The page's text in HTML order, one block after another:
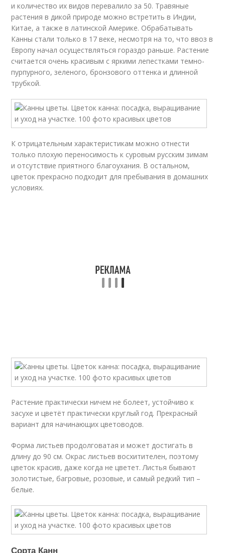
и количество их видов перевалило за 50. Травяные
растения в дикой природе можно встретить в Индии,
Китае, а также в латинской Америке. Обрабатывать
Канны стали только в 17 веке, несмотря на то, что ввоз в
Европу начал осуществляться гораздо раньше. Растение
считается очень красивым с яркими лепестками темно-
пурпурного, зеленого, бронзового оттенка и длинной
трубкой.
К отрицательным характеристикам можно отнести
только плохую переносимость к суровым русским зимам
и отсутствие приятного благоухания. В остальном,
цветок прекрасно подходит для пребывания в домашних
условиях.
Растение практически ничем не болеет, устойчиво к
засухе и цветёт практически круглый год. Прекрасный
вариант для начинающих цветоводов.
Форма листьев продолговатая и может достигать в
длину до 90 см. Окрас листьев восхитителен, поэтому
цветок красив, даже когда не цветет. Листья бывают
золотистые, багровые, розовые, и самый редкий тип –
белые.
Сорта Канн